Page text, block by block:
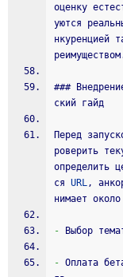
оценку
уются
нкуренцией
###
ский гайд
Перед
роверить
определить
ся URL,
нимает около
- Выбор
- Оплата